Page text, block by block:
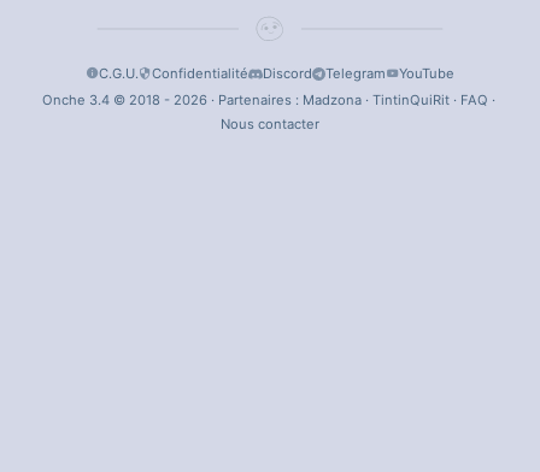
C.G.U. Confidentialité Discord Telegram
YouTube
Onche 3.4 © 2018 - 2026 · Partenaires : Madzona· TintinQuiRit· FAQ ·
Nous contacter